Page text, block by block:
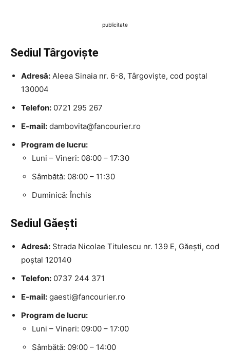
publicitate
Sediul Târgoviște
Adresă: Aleea Sinaia nr. 6-8, Târgoviște, cod poștal
130004
Telefon: 0721 295 267
E-mail: dambovita@fancourier.ro
Program de lucru:
Luni – Vineri: 08:00 – 17:30
Sâmbătă: 08:00 – 11:30
Duminică: Închis
Sediul Găești
Adresă: Strada Nicolae Titulescu nr. 139 E, Găești, cod
poștal 120140
Telefon: 0737 244 371
E-mail: gaesti@fancourier.ro
Program de lucru:
Luni – Vineri: 09:00 – 17:00
Sâmbătă: 09:00 – 14:00